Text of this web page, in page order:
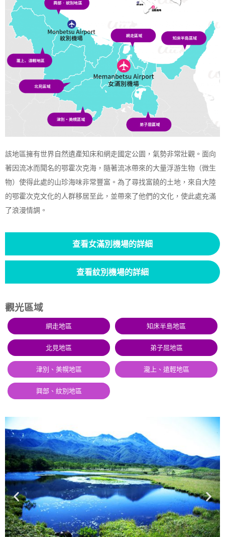
該地區擁有世界自然遺產知床和網走國定公園，氣勢非常壯觀。面向
著因流冰而聞名的鄂霍次克海，隨著流冰帶來的大量浮游生物（微生
物）使得此處的山珍海味非常豐富。為了尋找富饒的土地，來自大陸
的鄂霍次克文化的人群移居至此，並帶來了他們的文化，使此處充滿
了浪漫情調。
查看女滿別機場的詳細
查看紋別機場的詳細
觀光區域
網走地區
北見地區
津別、美幌地區
興部、紋別地區
知床半島地區
弟子屈地區
瀧上、遠輕地區